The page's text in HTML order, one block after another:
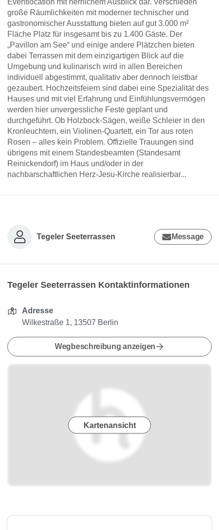
Eventlocation mit herrlichem Ausblick dar. Verschieden
große Räumlichkeiten mit moderner technischer und
gastronomischer Ausstattung bieten auf gut 3.000 m²
Fläche Platz für insgesamt bis zu 1.400 Gäste. Der
„Pavillon am See“ und einige andere Plätzchen bieten
dabei Terrassen mit dem einzigartigen Blick auf die
Umgebung und kulinarisch wird in allen Bereichen
individuell abgestimmt, qualitativ aber dennoch leistbar
gezaubert. Hochzeitsfeiern sind dabei eine Spezialität des
Hauses und mit viel Erfahrung und Einfühlungsvermögen
werden hier unvergessliche Feste geplant und
durchgeführt. Ob Holzbock-Sägen, weiße Schleier in den
Kronleuchtern, ein Violinen-Quartett, ein Tor aus roten
Rosen – alles kein Problem. Offizielle Trauungen sind
übrigens mit einem Standesbeamten (Standesamt
Reinickendorf) im Haus und/oder in der
nachbarschaftlichen Herz-Jesu-Kirche realisierbar...
Tegeler Seeterrassen Message
Tegeler Seeterrassen Kontaktinformationen
Adresse
Wilkestraße 1, 13507 Berlin
Wegbeschreibung anzeigen
Kartenansicht